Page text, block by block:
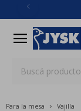
menu
Para la mesa Vajilla
close